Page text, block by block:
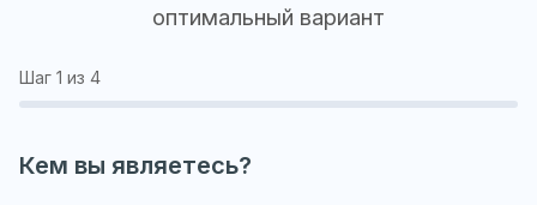
оптимальный вариант
Шаг 1 из 4
Кем вы являетесь?